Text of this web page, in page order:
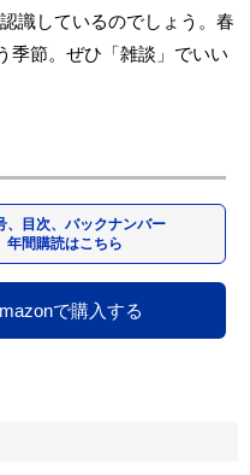
識しているのでしょう。春
季節。ぜひ「雑談」でいい
、目次、バックナンバー
年間購読はこちら
で購入する